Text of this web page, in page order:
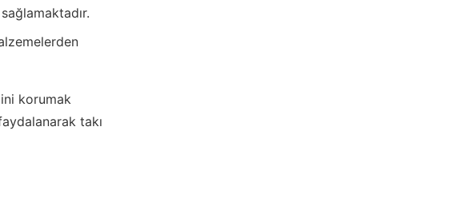
sağlamaktadır.
korumak
takı